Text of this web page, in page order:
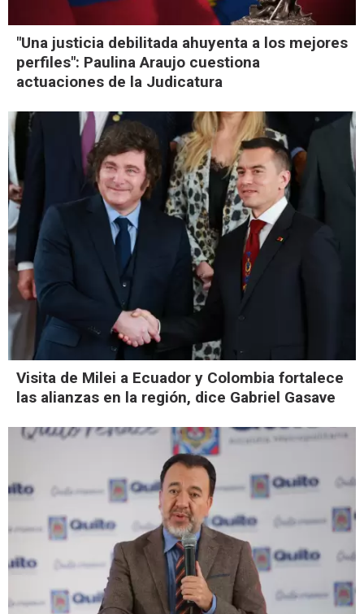
"Una justicia debilitada ahuyenta a los mejores
perfiles": Paulina Araujo cuestiona
actuaciones de la Judicatura
Visita de Milei a Ecuador y Colombia fortalece
las alianzas en la región, dice Gabriel Gasave